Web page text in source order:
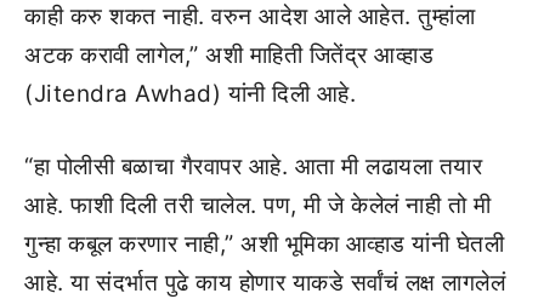
काही करु शकत नाही. वरुन आदेश आले आहेत. तुम्हांला
अटक करावी लागेल,” अशी माहिती जितेंद्र आव्हाड
(Jitendra Awhad) यांनी दिली आहे.
“हा पोलीसी बळाचा गैरवापर आहे. आता मी लढायला तयार
आहे. फाशी दिली तरी चालेल. पण, मी जे केलेलं नाही तो मी
गुन्हा कबूल करणार नाही,” अशी भूमिका आव्हाड यांनी घेतली
आहे. या संदर्भात पुढे काय होणार याकडे सर्वांचं लक्ष लागलेलं